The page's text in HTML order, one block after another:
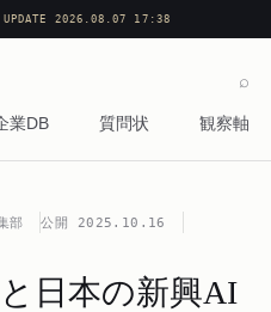
UPDATE 2026.08.07 17:38
業DB 質問状 観察軸
⌕
部 公開
2025.10.16
日本の新興AI